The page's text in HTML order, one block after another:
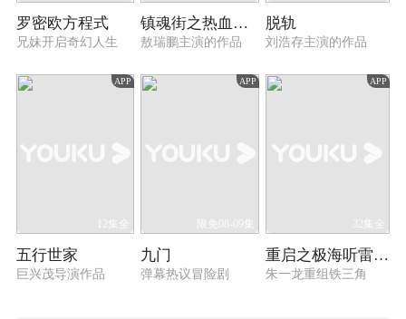
罗密欧方程式
兄妹开启奇幻人生
镇魂街之热血再燃
敖瑞鹏主演的作品
脱轨
刘浩存主演的作品
APP
12集全
五行世家
巨兴茂导演作品
APP
限免08-09集
九门
弹幕热议冒险剧
APP
32集全
重启之极海听雷 第一季
朱一龙重组铁三角